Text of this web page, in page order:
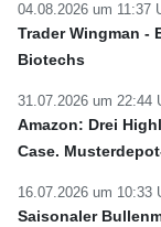
04.08.2026 um 11:37
Trader Wingman -
Biotechs
31.07.2026 um 22:44
Amazon: Drei
Case.
16.07.2026 um 10:33
Saisonaler